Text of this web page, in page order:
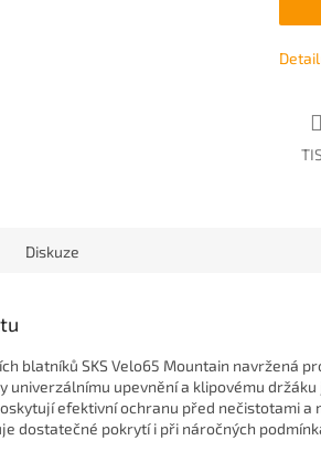
Diskuze
blatníků SKS Velo65 Mountain navržená
univerzálnímu upevnění a klipovému
efektivní ochranu před nečistotami a
dostatečné pokrytí i při náročných